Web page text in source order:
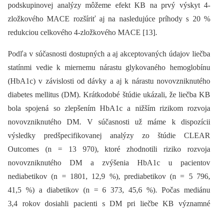
podskupinovej analýzy môžeme efekt KB na prvý výskyt 4-
zložkového MACE rozšíriť aj na nasledujúce príhody s 20 %
redukciou celkového 4-zložkového MACE [13].
Podľa v súčasnosti dostupných a aj akceptovaných údajov liečba
statínmi vedie k miernemu nárastu glykovaného hemoglobínu
(HbA1c) v závislosti od dávky a aj k nárastu novovzniknutého
diabetes mellitus (DM). Krátkodobé štúdie ukázali, že liečba KB
bola spojená so zlepšením HbA1c a nižším rizikom rozvoja
novovzniknutého DM. V súčasnosti už máme k dispozícii
výsledky predšpecifikovanej analýzy zo štúdie CLEAR
Outcomes (n = 13 970), ktoré zhodnotili riziko rozvoja
novovzniknutého DM a zvýšenia HbA1c u pacientov
nediabetikov (n = 1801, 12,9 %), prediabetikov (n = 5 796,
41,5 %) a diabetikov (n = 6 373, 45,6 %). Počas mediánu
3,4 rokov dosiahli pacienti s DM pri liečbe KB významné